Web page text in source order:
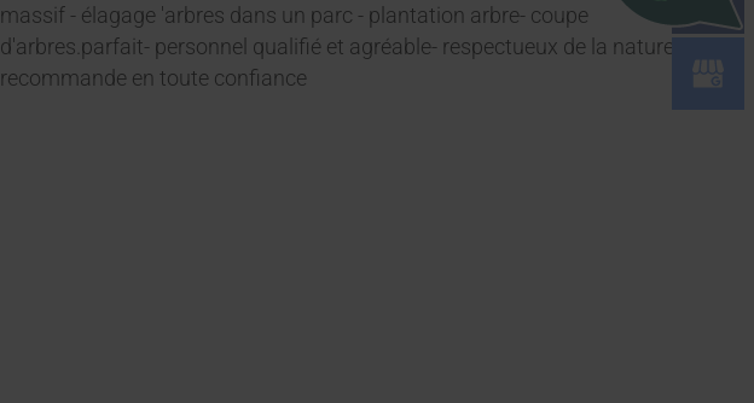
massif - élagage 'arbres dans un parc - plantation arbre- coupe
d'arbres.parfait- personnel qualifié et agréable- respectueux de la nature je
recommande en toute confiance